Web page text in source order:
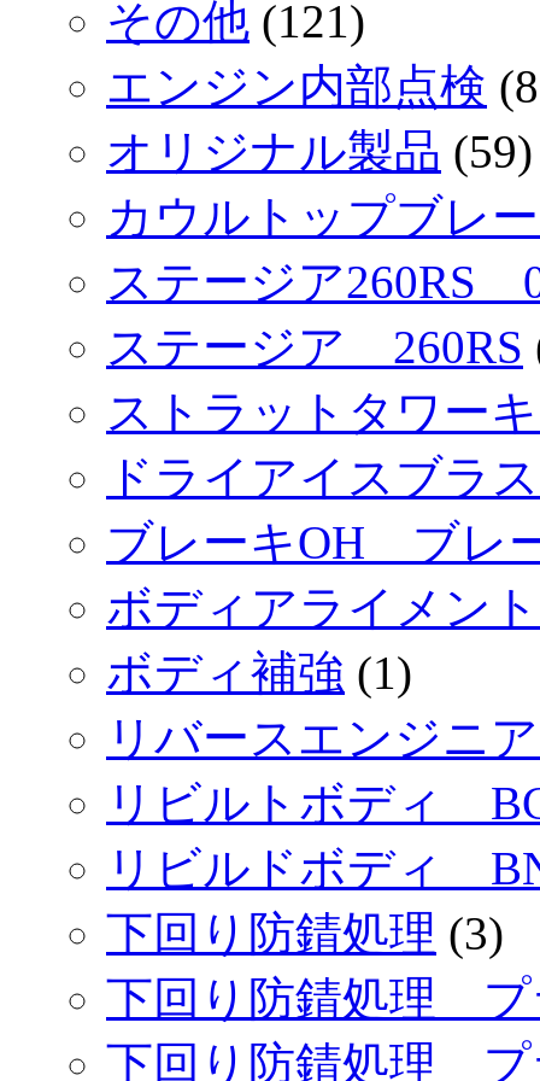
その他 (121)
エンジン内部点検
オリジナル製品 (59)
カウルトップブレ
ステージア260RS
ステージア 260RS
ストラットタワー
ドライアイスブラ
ブレーキOH ブレ
ボディアライメン
ボディ補強 (1)
リバースエンジニ
リビルトボディ
リビルドボディ
下回り防錆処理 (3)
下回り防錆処理 プ
下回り防錆処理 プ